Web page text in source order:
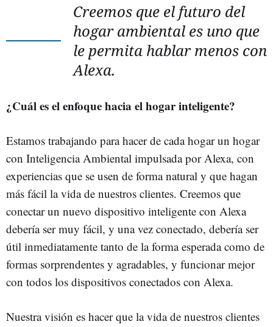
Creemos que el futuro del
hogar ambiental es uno que
le permita hablar menos con
Alexa.
¿Cuál es el enfoque hacia el hogar inteligente?
Estamos trabajando para hacer de cada hogar un hogar
con Inteligencia Ambiental impulsada por Alexa, con
experiencias que se usen de forma natural y que hagan
más fácil la vida de nuestros clientes. Creemos que
conectar un nuevo dispositivo inteligente con Alexa
debería ser muy fácil, y una vez conectado, debería ser
útil inmediatamente tanto de la forma esperada como de
formas sorprendentes y agradables, y funcionar mejor
con todos los dispositivos conectados con Alexa.
Nuestra visión es hacer que la vida de nuestros clientes